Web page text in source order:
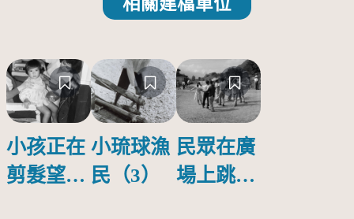
小孩正在
剪髮望著
小琉球漁
民（3）
民眾在廣
場上跳著